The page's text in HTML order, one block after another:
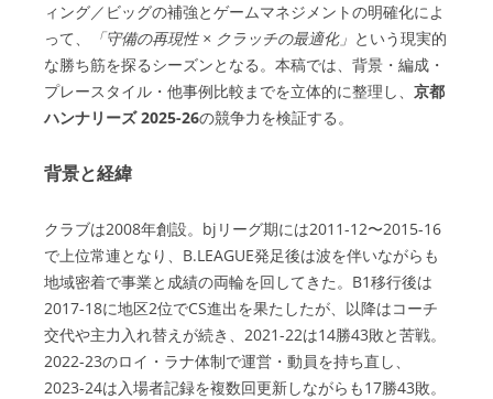
ィング／ビッグの補強とゲームマネジメントの明確化によ
って、
「守備の再現性 × クラッチの最適化」 という現実的
な勝ち筋を探るシーズンとなる。本稿では、背景・編成・
プレースタイル・他事例比較までを立体的に整理し、 京都
ハンナリーズ 2025-26の競争力を検証する。
背景と経緯
クラブは2008年創設。bjリーグ期には2011-12〜2015-16
で上位常連となり、B.LEAGUE発足後は波を伴いながらも
地域密着で事業と成績の両輪を回してきた。B1移行後は
2017-18に地区2位でCS進出を果たしたが、以降はコーチ
交代や主力入れ替えが続き、2021-22は14勝43敗と苦戦。
2022-23のロイ・ラナ体制で運営・動員を持ち直し、
2023-24は入場者記録を複数回更新しながらも17勝43敗。